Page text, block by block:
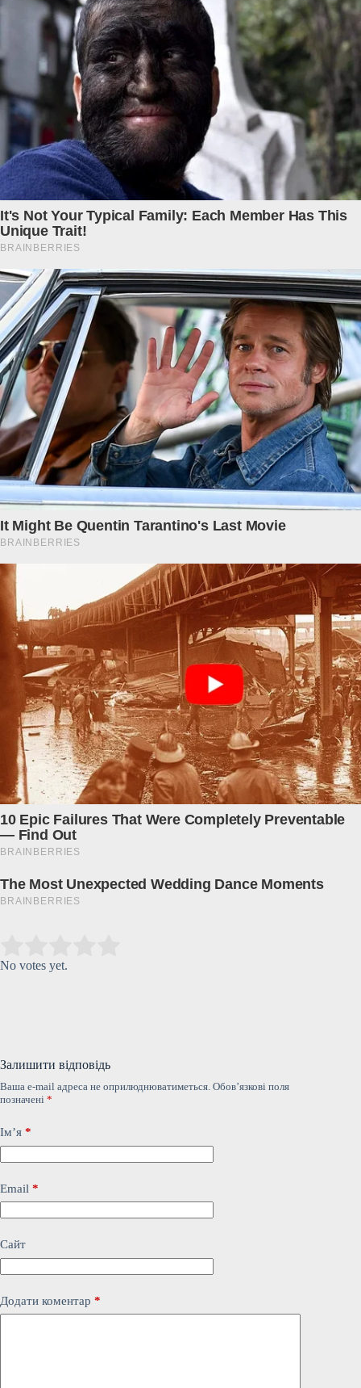
No votes yet.
Залишити відповідь
Ваша e-mail адреса не оприлюднюватиметься. Обов’язкові поля
позначені *
Ім’я *
Email *
Сайт
Додати коментар *